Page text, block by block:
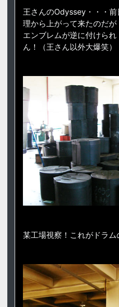
王さんのOdyssey・・・
理から上がって来たのだが
エンブレムが逆に付けら
ん！（王さん以外大爆笑）
某工場視察！これがドラム